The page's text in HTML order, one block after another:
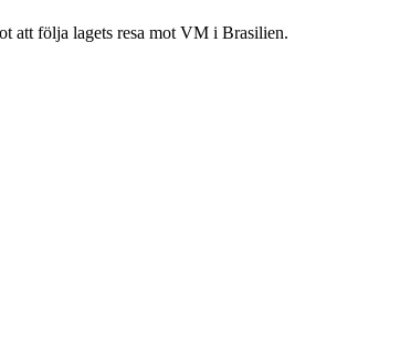
att följa lagets resa mot VM i Brasilien.